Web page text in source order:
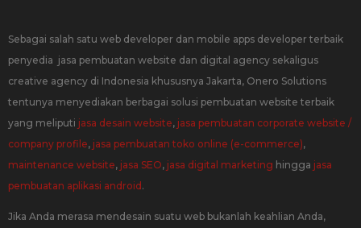
Sebagai salah satu web developer dan mobile apps developer terbaik
penyedia jasa pembuatan website dan digital agency sekaligus
creative agency di Indonesia khususnya Jakarta, Onero Solutions
tentunya menyediakan berbagai solusi pembuatan website terbaik
yang meliputi jasa desain website, jasa pembuatan corporate website /
company profile, jasa pembuatan toko online (e-commerce),
maintenance website, jasa SEO, jasa digital marketing hingga jasa
pembuatan aplikasi android .
Jika Anda merasa mendesain suatu web bukanlah keahlian Anda,